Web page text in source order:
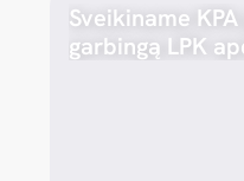
Sveikiname
garbingą LPK